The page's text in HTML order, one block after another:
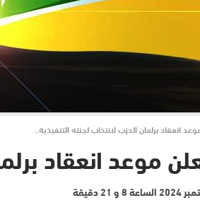
انعقاد برلمان الحزب لانتخاب لجنته التنفيذية..
موعد انعقاد